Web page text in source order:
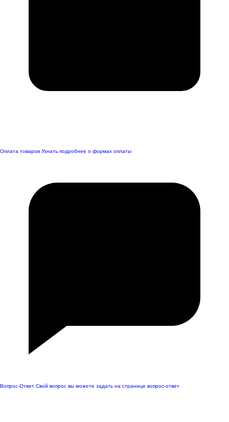
Оплата товаров Узнать подробнее о формах оплаты
Вопрос-Ответ Свой вопрос вы можете задать на странице вопрос-ответ